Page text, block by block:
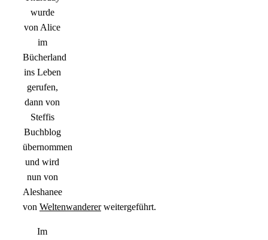
wurde
von Alice
im
Bücherland
ins Leben
gerufen,
dann von
Steffis
Buchblog
übernommen
und wird
nun von
Aleshanee
von Weltenwandererweitergeführt.
Im